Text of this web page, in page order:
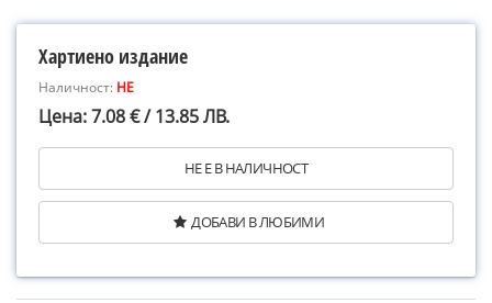
Хартиено издание
Наличност: НЕ
Цена: 7.08 € / 13.85 ЛВ.
НЕ Е В НАЛИЧНОСТ
ДОБАВИ В ЛЮБИМИ